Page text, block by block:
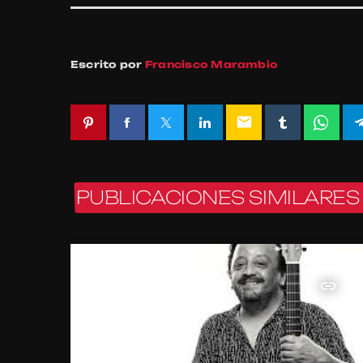
Escrito por Francisco Marambio
email
PUBLICACIONES SIMILARES
insert_link